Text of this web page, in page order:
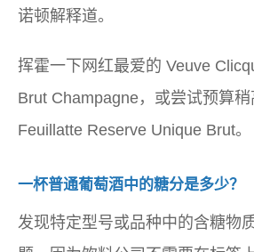
诺顿解释道。
挥霍一下网红最爱的 Veuve
Brut Champagne，或尝试预算
Feuillatte Reserve Unique Brut。
一杯普通葡萄酒中的糖分是多少？
发现特定型号或品种中的含糖物